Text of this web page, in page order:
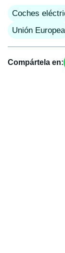
Coches
Unión Europea
Compártela en: